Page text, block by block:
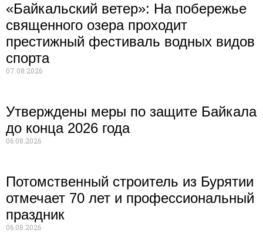
«Байкальский ветер»: На побережье
священного озера проходит
престижный фестиваль водных видов
спорта
07.08.2026
Утверждены меры по защите Байкала
до конца 2026 года
06.08.2026
Потомственный строитель из Бурятии
отмечает 70 лет и профессиональный
праздник
06.08.2026